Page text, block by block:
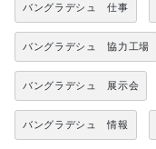
バングラデシュ 仕事
バングラデシュ 協力工場
バングラデシュ 展示会
バングラデシュ 情報